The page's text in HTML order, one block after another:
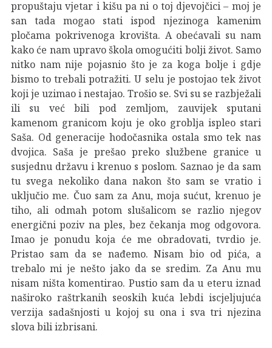
propuštaju vjetar i kišu pa ni o toj djevojčici – moj je
san tada mogao stati ispod njezinoga kamenim
pločama pokrivenoga krovišta. A obećavali su nam
kako će nam upravo škola omogućiti bolji život. Samo
nitko nam nije pojasnio što je za koga bolje i gdje
bismo to trebali potražiti. U selu je postojao tek život
koji je uzimao i nestajao. Trošio se. Svi su se razbježali
ili su već bili pod zemljom, zauvijek sputani
kamenom granicom koju je oko groblja ispleo stari
Saša. Od generacije hodočasnika ostala smo tek nas
dvojica. Saša je prešao preko službene granice u
susjednu državu i krenuo s poslom. Saznao je da sam
tu svega nekoliko dana nakon što sam se vratio i
uključio me. Čuo sam za Anu, moja sućut, krenuo je
tiho, ali odmah potom slušalicom se razlio njegov
energični poziv na ples, bez čekanja mog odgovora.
Imao je ponudu koja će me obradovati, tvrdio je.
Pristao sam da se nađemo. Nisam bio od pića, a
trebalo mi je nešto jako da se sredim. Za Anu mu
nisam ništa komentirao. Pustio sam da u eteru iznad
naširoko raštrkanih seoskih kuća lebdi iscjeljujuća
verzija sadašnjosti u kojoj su ona i sva tri njezina
slova bili izbrisani.